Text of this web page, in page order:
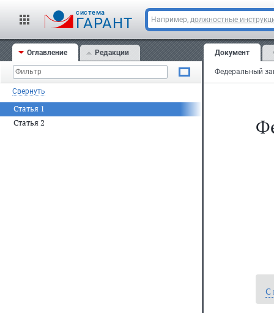
cистема
ГАРАНТ Например, должностные
Оглавление Редакции
Свернуть
Статья 1
Статья 2
Документ
С